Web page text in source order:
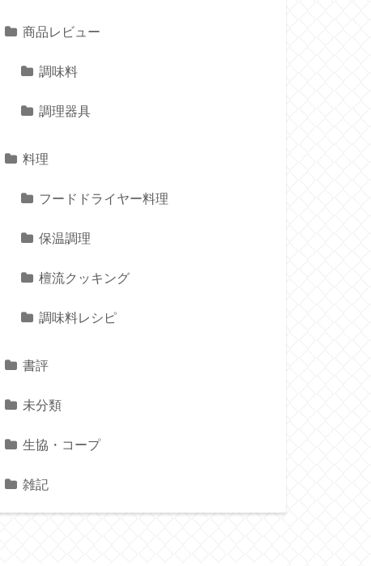
商品レビュー
調味料
調理器具
料理
フードドライヤー料理
保温調理
檀流クッキング
調味料レシピ
書評
未分類
生協・コープ
雑記